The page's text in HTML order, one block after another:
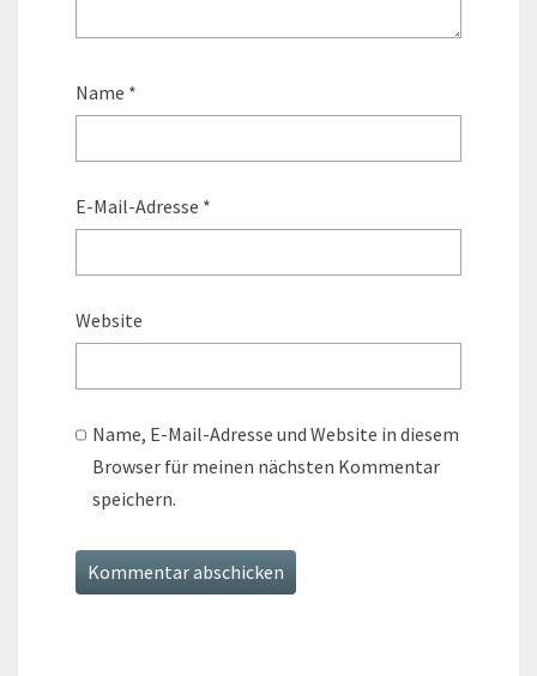
Name *
E-Mail-Adresse *
Website
Name, E-Mail-Adresse und Website in diesem
Browser für meinen nächsten Kommentar
speichern.